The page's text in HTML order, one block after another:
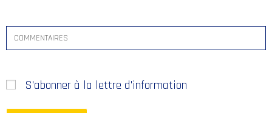
S'abonner à la lettre d'information